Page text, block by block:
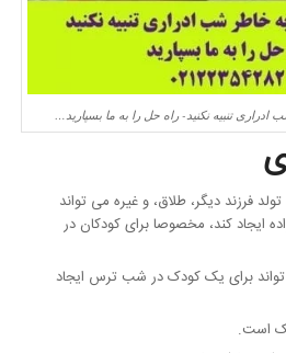
تنبیه نکنید- راه حل را به ما بسپارید…
فرزند دیگر، طلاق، و غیره می تواند
ایجاد کند، مخصوصا برای کودکان در
برای یک کودک در شب ترس ایجاد
است.